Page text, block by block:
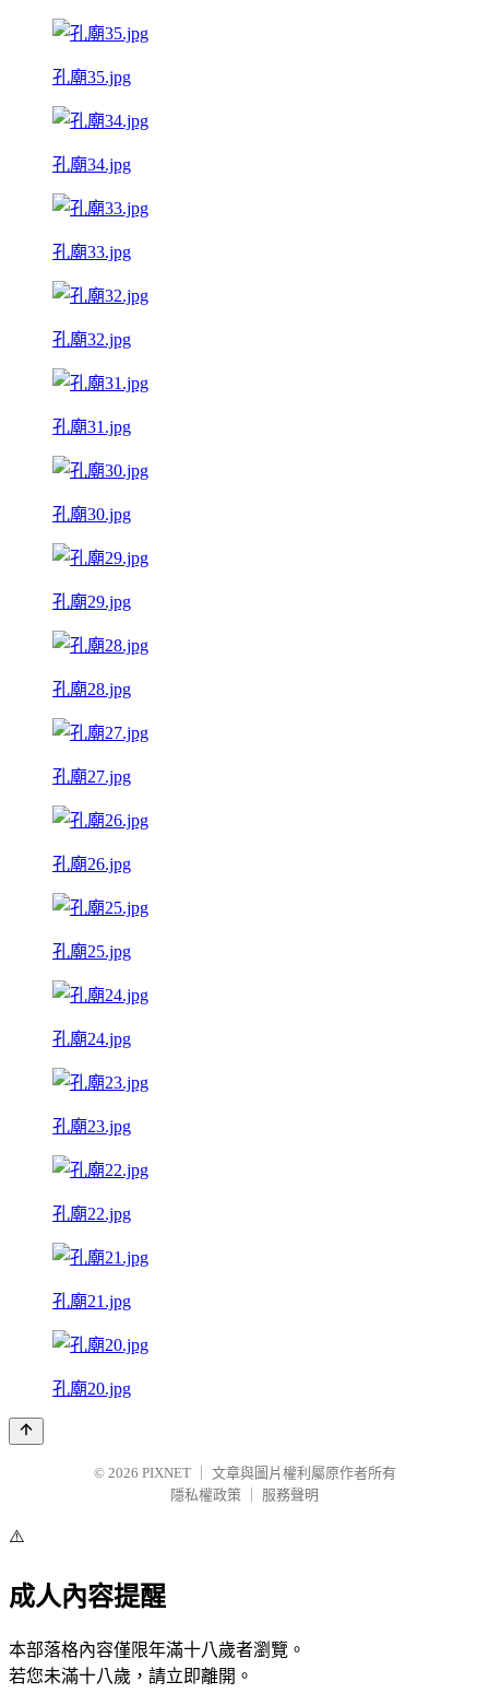
孔廟35.jpg
孔廟34.jpg
孔廟33.jpg
孔廟32.jpg
孔廟31.jpg
孔廟30.jpg
孔廟29.jpg
孔廟28.jpg
孔廟27.jpg
孔廟26.jpg
孔廟25.jpg
孔廟24.jpg
孔廟23.jpg
孔廟22.jpg
孔廟21.jpg
孔廟20.jpg
© 2026 PIXNET
文章與圖片權利屬原作者所有
隱私權政策
服務聲明
⚠️
成人內容提醒
本部落格內容僅限年滿十八歲者瀏覽。
若您未滿十八歲，請立即離開。